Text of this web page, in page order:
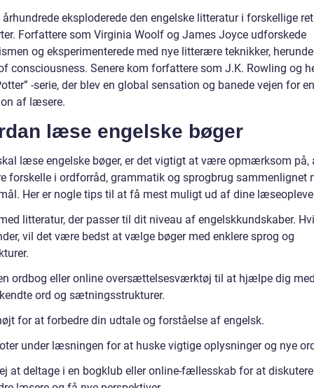
århundrede eksploderede den engelske litteratur i forskellige
Forfattere som Virginia Woolf og James Joyce udforskede
og eksperimenterede med nye litterære teknikker,
consciousness. Senere kom forfattere som J.K. Rowling og
-serie, der blev en global sensation og banede vejen for
af læsere.
læse engelske bøger
læse engelske bøger, er det vigtigt at være opmærksom på,
forskelle i ordforråd, grammatik og sprogbrug sammenlignet
Her er nogle tips til at få mest muligt ud af dine
litteratur, der passer til dit niveau af engelskkundskaber.
vil det være bedst at vælge bøger med enklere sprog og
ordbog eller online oversættelsesværktøj til at hjælpe dig
ord og sætningsstrukturer.
for at forbedre din udtale og forståelse af engelsk.
under læsningen for at huske vigtige oplysninger og nye
at deltage i en bogklub eller online-fællesskab for at